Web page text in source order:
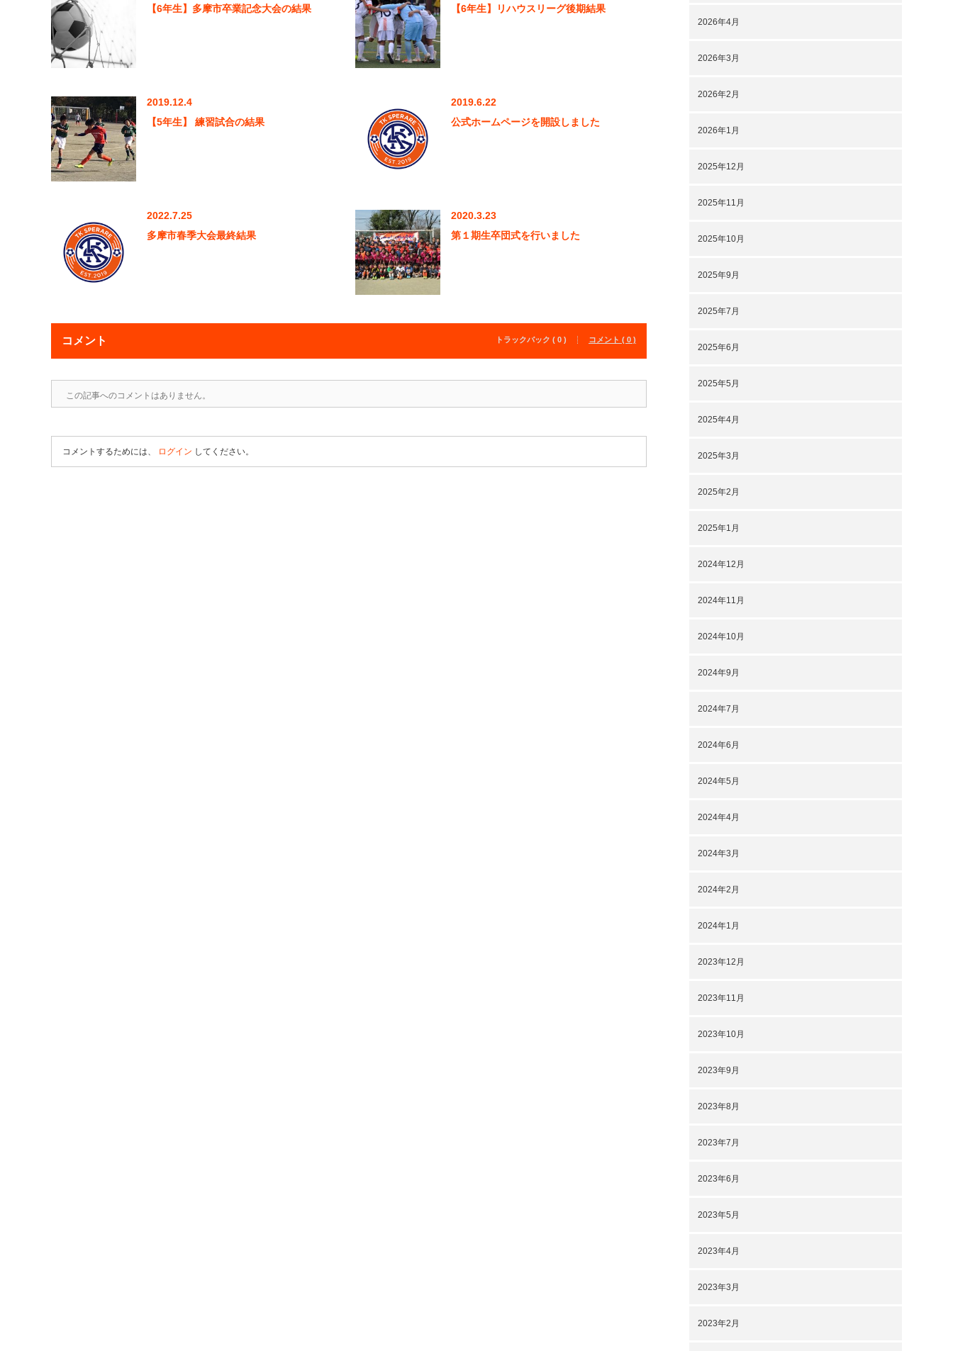
【6年生】多摩市卒業記念大会の結果
【6年生】リハウスリーグ後期結果
2019.12.4
【5年生】 練習試合の結果
2019.6.22
公式ホームページを開設しました
2022.7.25
多摩市春季大会最終結果
2020.3.23
第１期生卒団式を行いました
コメント トラックバック ( 0 ) コメント ( 0 )
この記事へのコメントはありません。
コメントするためには、 ログイン してください。
2026年4月
2026年3月
2026年2月
2026年1月
2025年12月
2025年11月
2025年10月
2025年9月
2025年7月
2025年6月
2025年5月
2025年4月
2025年3月
2025年2月
2025年1月
2024年12月
2024年11月
2024年10月
2024年9月
2024年7月
2024年6月
2024年5月
2024年4月
2024年3月
2024年2月
2024年1月
2023年12月
2023年11月
2023年10月
2023年9月
2023年8月
2023年7月
2023年6月
2023年5月
2023年4月
2023年3月
2023年2月